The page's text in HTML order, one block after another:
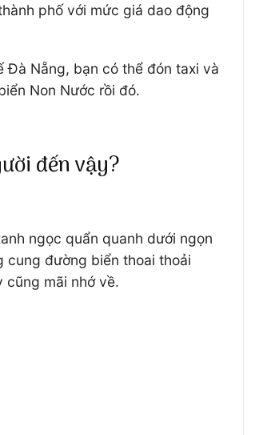
phố với mức giá dao động
Đà Nẵng, bạn có thể đón taxi và
Non Nước rồi đó.
đến vậy?
ngọc quẩn quanh dưới ngọn
cung đường biển thoai thoải
cũng mãi nhớ về.